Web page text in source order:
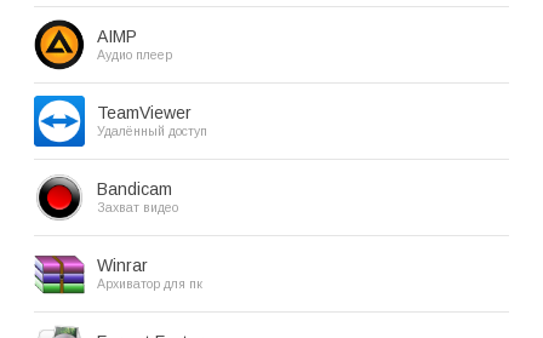
AIMP
Аудио плеер
TeamViewer
Удалённый доступ
Bandicam
Захват видео
Winrar
Архиватор для пк